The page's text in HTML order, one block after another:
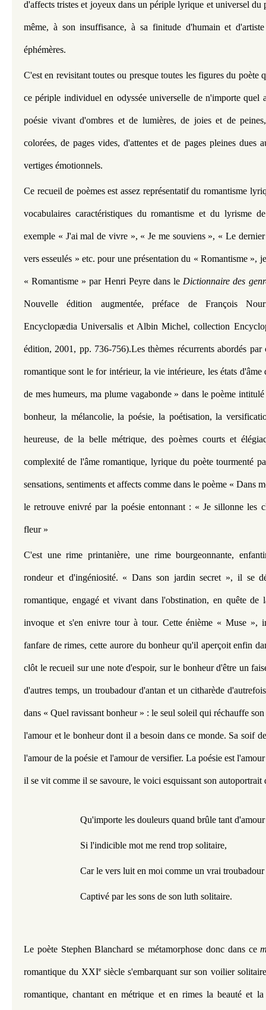
d'affects tristes et joyeux dans un périple lyrique et universel du
même, à son insuffisance, à sa finitude d'humain et
éphémères.
C'est en revisitant toutes ou presque toutes les figures du poète
ce périple individuel en odyssée universelle de n'importe quel
poésie vivant d'ombres et de lumières, de joies et de
colorées, de pages vides, d'attentes et de pages pleines dues
vertiges émotionnels.
Ce recueil de poèmes est assez représentatif du romantisme
vocabulaires caractéristiques du romantisme et du lyrisme
exemple « J'ai mal de vivre », « Je me souviens », « Le dernier
vers esseulés » etc. pour une présentation du « Romantisme »,
« Romantisme » par Henri Peyre dans le Dictionnaire des
Nouvelle édition augmentée, préface de François
Encyclopædia Universalis et Albin Michel, collection
édition, 2001, pp. 736-756).Les thèmes récurrents abordés par
romantique sont le for intérieur, la vie intérieure, les états
de mes humeurs, ma plume vagabonde » dans le poème
bonheur, la mélancolie, la poésie, la poétisation, la
heureuse, de la belle métrique, des poèmes courts et
complexité de l'âme romantique, lyrique du poète tourmenté
sensations, sentiments et affects comme dans le poème « Dans
le retrouve enivré par la poésie entonnant : « Je sillonne les
fleur »
C'est une rime printanière, une rime bourgeonnante,
rondeur et d'ingéniosité. « Dans son jardin secret », il se
romantique, engagé et vivant dans l'obstination, en quête de
invoque et s'en enivre tour à tour. Cette énième « Muse »,
fanfare de rimes, cette aurore du bonheur qu'il aperçoit enfin
clôt le recueil sur une note d'espoir, sur le bonheur d'être un
d'autres temps, un troubadour d'antan et un citharède
dans « Quel ravissant bonheur » : le seul soleil qui réchauffe
l'amour et le bonheur dont il a besoin dans ce monde. Sa soif
l'amour de la poésie et l'amour de versifier. La poésie est
il se vit comme il se savoure, le voici esquissant son autoportrait
Qu'importe les douleurs quand brûle tant d'amour
Si l'indicible mot me rend trop solitaire,
Car le vers luit en moi comme un vrai troubadour
Captivé par les sons de son luth solitaire.
Le poète Stephen Blanchard se métamorphose donc dans ce
romantique du XXIe siècle s'embarquant sur son voilier
romantique, chantant en métrique et en rimes la beauté et la